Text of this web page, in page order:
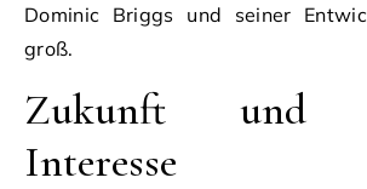
Dominic Briggs und seiner
groß.
Zukunft und
Interesse